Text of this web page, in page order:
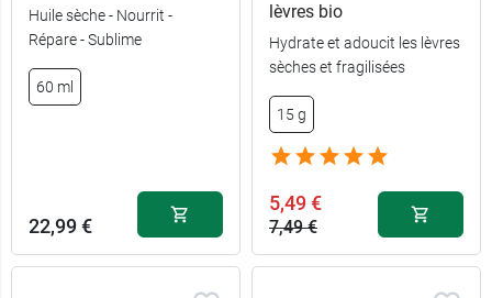
400 ml
19,49 €
Huile sèche - Nourrit -
Répare - Sublime
60 ml
22,99 €
lèvres bio
Hydrate et adoucit les lèvres
sèches et fragilisées
15 g
5,49 €
7,49 €